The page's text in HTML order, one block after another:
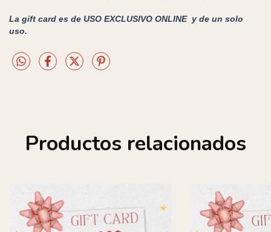
La gift card es de USO EXCLUSIVO ONLINE y de un solo
uso.
Productos relacionados